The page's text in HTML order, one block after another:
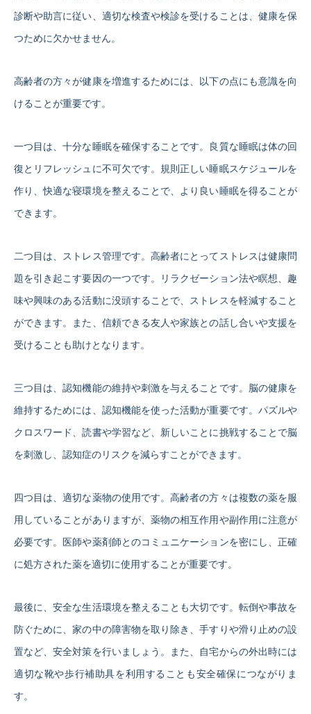
診断や助言に従い、適切な検査や検診を受けることは、健康を保
つために欠かせません。
高齢者の方々が健康を増進するためには、以下の点にも意識を向
けることが重要です。
一つ目は、十分な睡眠を確保することです。良質な睡眠は体の回
復とリフレッシュに不可欠です。規則正しい睡眠スケジュールを
作り、快適な寝環境を整えることで、より良い睡眠を得ることが
できます。
二つ目は、ストレス管理です。高齢者にとってストレスは健康問
題を引き起こす要因の一つです。リラクゼーション法や瞑想、趣
味や興味のある活動に没頭することで、ストレスを軽減すること
ができます。また、信頼できる友人や家族との話し合いや支援を
受けることも助けとなります。
三つ目は、認知機能の維持や刺激を与えることです。脳の健康を
維持するためには、認知機能を使った活動が重要です。パズルや
クロスワード、読書や学習など、新しいことに挑戦することで脳
を刺激し、認知症のリスクを減らすことができます。
四つ目は、適切な薬物の使用です。高齢者の方々は複数の薬を服
用していることがありますが、薬物の相互作用や副作用に注意が
必要です。医師や薬剤師とのコミュニケーションを密にし、正確
に処方された薬を適切に使用することが重要です。
最後に、安全な生活環境を整えることも大切です。転倒や事故を
防ぐために、家の中の障害物を取り除き、手すりや滑り止めの設
置など、安全対策を行いましょう。また、自宅からの外出時には
適切な靴や歩行補助具を利用することも安全確保につながりま
す。